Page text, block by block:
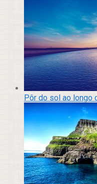
Pôr do sol ao longo